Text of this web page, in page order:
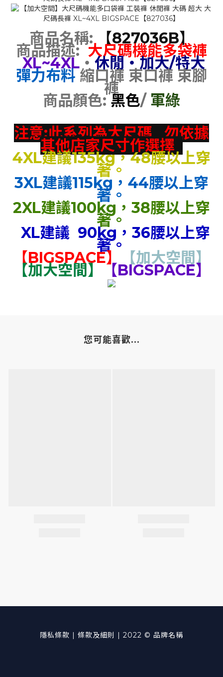
商品名稱: 【827036B】
商品描述:大尺碼機能多袋褲
XL~4XL‧ 休閒‧加大/特大
彈力布料 縮口褲 束口褲 束腳
褲
商品顏色:黑色/ 軍綠
注意:此系列為大尺碼 勿依據
其他店家尺寸作選擇
4XL建議135kg，48腰以上穿
著。
3XL建議115kg，44腰以上穿
著。
2XL建議100kg，38腰以上穿
著。
XL建議 90kg，36腰以上穿
著。
【BIGSPACE】 【加大空間】
【加大空間】 【BIGSPACE】
您可能喜歡...
隱私條款 | 條款及細則 | 2022 © 品牌名稱